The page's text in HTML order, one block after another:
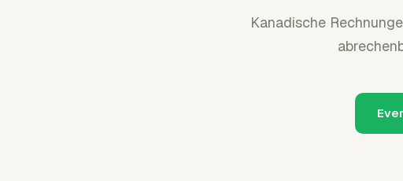
Kanadische